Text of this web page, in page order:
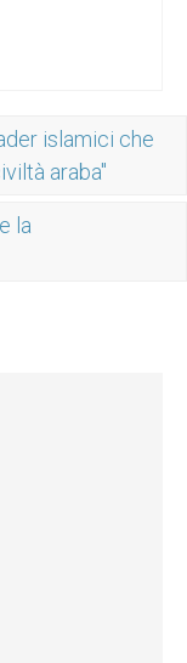
islamici che
araba"
la